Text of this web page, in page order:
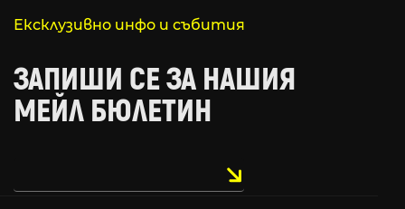
Ексклузивно инфо и събития
ЗАПИШИ СЕ ЗА НАШИЯ
МЕЙЛ БЮЛЕТИН